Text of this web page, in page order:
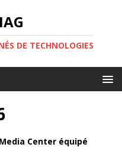
DE TECHNOLOGIES
Center équipé